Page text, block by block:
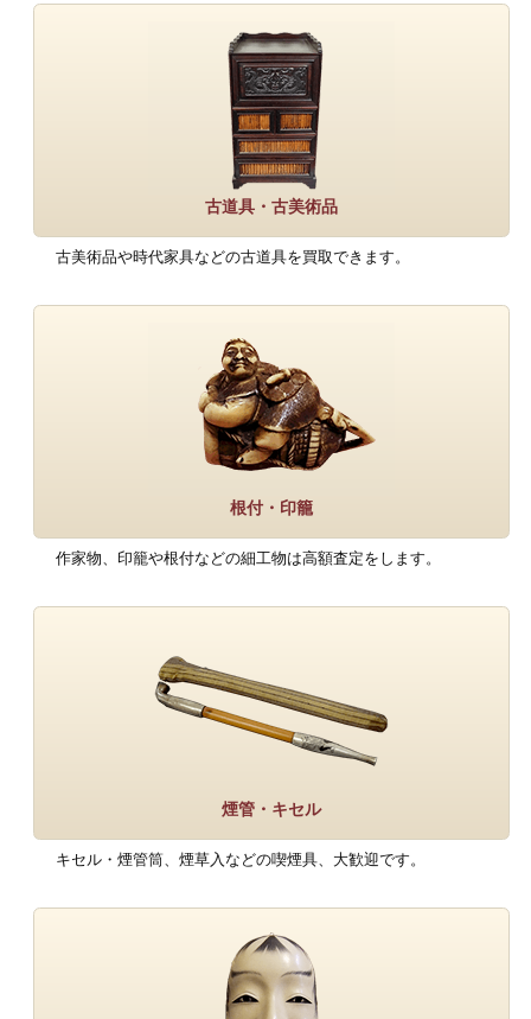
古道具・古美術品
古美術品や時代家具などの古道具を買取できます。
根付・印籠
作家物、印籠や根付などの細工物は高額査定をします。
煙管・キセル
キセル・煙管筒、煙草入などの喫煙具、大歓迎です。